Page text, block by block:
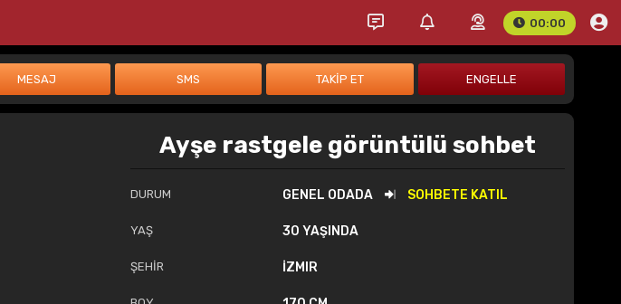
00:00
Ayşe rastgele görüntülü sohbet
DURUM GENEL ODADA SOHBETE KATIL
YAŞ 30 YAŞINDA
ŞEHİR İZMIR